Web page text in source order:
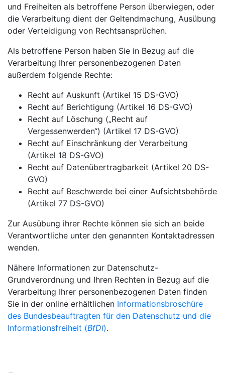
und Freiheiten als betroffene Person überwiegen, oder
die Verarbeitung dient der Geltendmachung, Ausübung
oder Verteidigung von Rechtsansprüchen.
Als betroffene Person haben Sie in Bezug auf die
Verarbeitung Ihrer personenbezogenen Daten
außerdem folgende Rechte:
Recht auf Auskunft (Artikel 15 DS-GVO)
Recht auf Berichtigung (Artikel 16 DS-GVO)
Recht auf Löschung („Recht auf
Vergessenwerden“) (Artikel 17 DS-GVO)
Recht auf Einschränkung der Verarbeitung
(Artikel 18 DS-GVO)
Recht auf Datenübertragbarkeit (Artikel 20 DS-
GVO)
Recht auf Beschwerde bei einer Aufsichtsbehörde
(Artikel 77 DS-GVO)
Zur Ausübung ihrer Rechte können sie sich an beide
Verantwortliche unter den genannten Kontaktadressen
wenden.
Nähere Informationen zur Datenschutz-
Grundverordnung und Ihren Rechten in Bezug auf die
Verarbeitung Ihrer personenbezogenen Daten finden
Sie in der online erhältlichen Informationsbroschüre
des Bundesbeauftragten für den Datenschutz und die
Informationsfreiheit (BfDI).